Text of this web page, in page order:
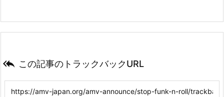
 この記事のトラックバックURL